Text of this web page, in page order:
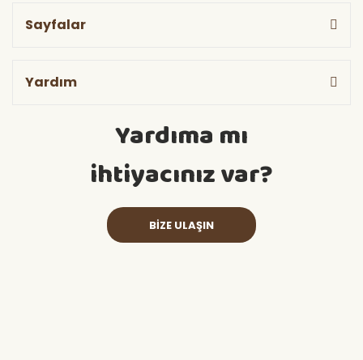
Sayfalar
Yardım
Yardıma mı
ihtiyacınız var?
BİZE ULAŞIN